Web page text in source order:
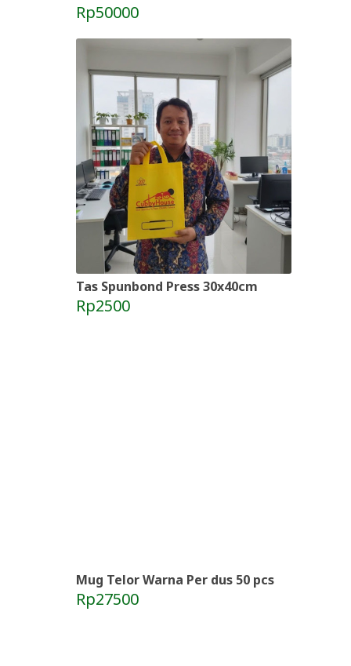
Rp50000
Tas Spunbond Press 30x40cm
Rp2500
Mug Telor Warna Per dus 50 pcs
Rp27500